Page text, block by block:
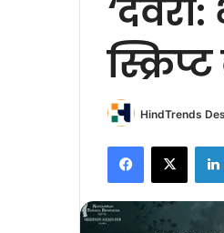
HindTrends
Facebook
X